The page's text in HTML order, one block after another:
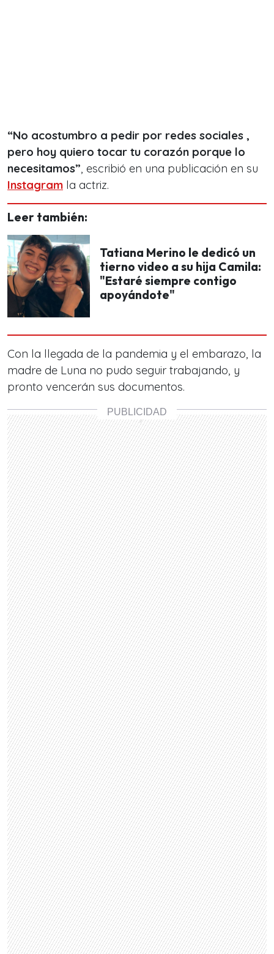
“No acostumbro a pedir por redes sociales ,
pero hoy quiero tocar tu corazón porque lo
necesitamos”, escribió en una publicación en su
Instagram la actriz.
Leer también:
Tatiana Merino le dedicó un
tierno video a su hija Camila:
"Estaré siempre contigo
apoyándote"
Con la llegada de la pandemia y el embarazo, la
madre de Luna no pudo seguir trabajando, y
pronto vencerán sus documentos.